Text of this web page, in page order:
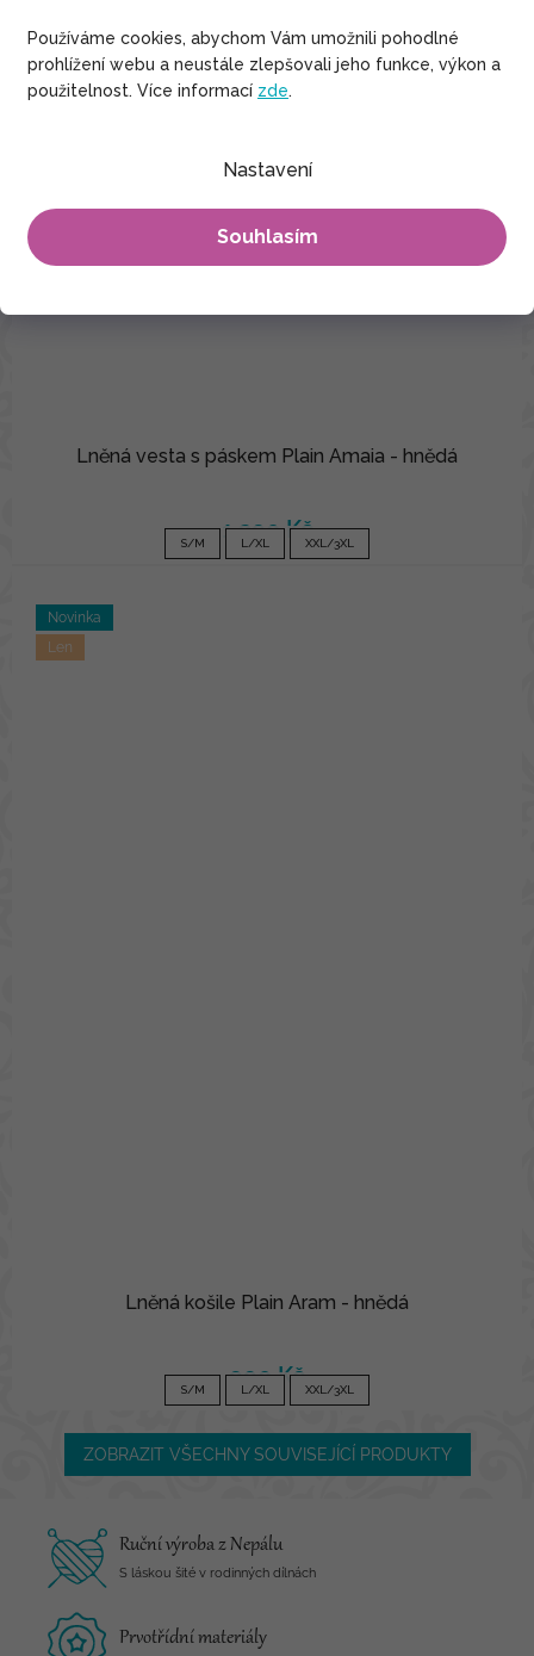
Používáme cookies, abychom Vám umožnili pohodlné
prohlížení webu a neustále zlepšovali jeho funkce, výkon a
použitelnost. Více informací zde.
Nastavení
Souhlasím
Lněná vesta s páskem Plain Amaia - hnědá
1 290 Kč
S/M L/XL XXL/3XL
Novinka
Len
Lněná košile Plain Aram - hnědá
990 Kč
S/M L/XL XXL/3XL
ZOBRAZIT VŠECHNY SOUVISEJÍCÍ PRODUKTY
Ruční výroba z Nepálu
S láskou šité v rodinných dílnách
Prvotřídní materiály